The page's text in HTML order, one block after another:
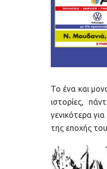
Το ένα και
ιστορίες,
γενικότερα
της εποχής του